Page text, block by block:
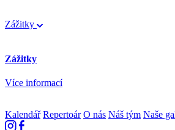
Zážitky
Zážitky
Více informací
Kalendář Repertoár O nás Náš tým Naše